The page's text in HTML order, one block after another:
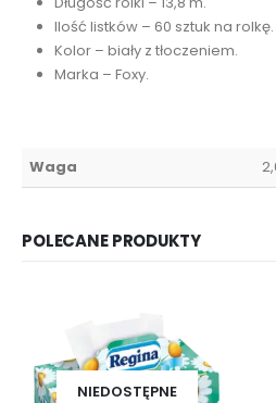
Ilość listków – 60 sztuk na rolkę.
Kolor – biały z tłoczeniem.
Marka – Foxy.
Waga
POLECANE PRODUKTY
NIEDOSTĘPNE